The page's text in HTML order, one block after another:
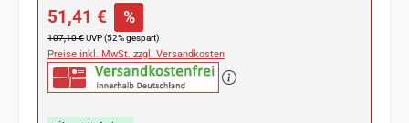
Verkaufspreis:
51,41 € %
Regulärer Preis:
107,10 €UVP (52% gespart)
Preise inkl. MwSt. zzgl. Versandkosten